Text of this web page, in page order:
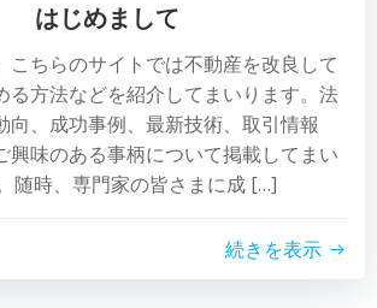
はじめまして
こちらのサイトでは不動産を改良して
る方法などを紹介してまいります。法
向、成功事例、最新技術、取引情報
興味のある事柄について掲載してまい
随時、専門家の皆さまに成 […]
続きを表示